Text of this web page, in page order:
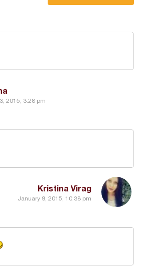
2015, 3:28 pm
Kristina Virag
January 9, 2015, 10:38 pm